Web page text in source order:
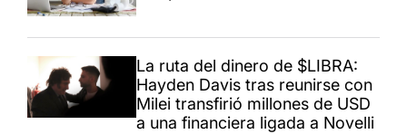
La ruta del dinero de $LIBRA:
Hayden Davis tras reunirse con
Milei transfirió millones de USD
a una financiera ligada a Novelli